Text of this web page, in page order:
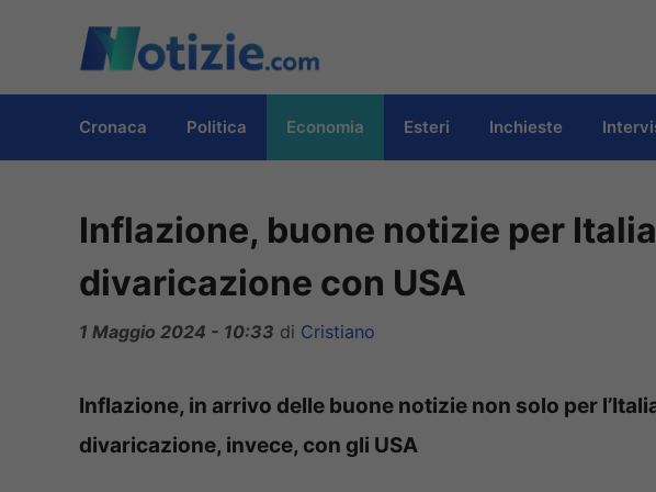
contenuto
Cronaca Politica Economia Esteri Inchieste
Inflazione, buone notizie per
divaricazione con USA
1 Maggio 2024 - 10:33 di Cristiano
Inflazione, in arrivo delle buone notizie non solo per
divaricazione, invece, con gli USA